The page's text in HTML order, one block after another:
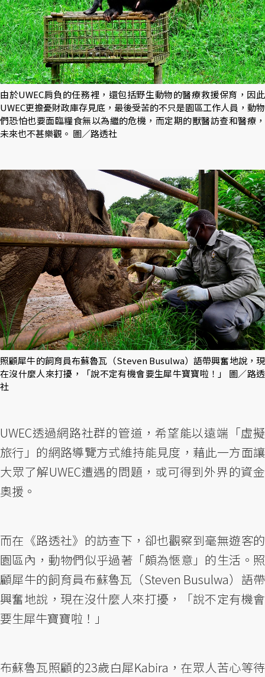
由於UWEC肩負的任務裡，還包括野生動物的醫療救援保育，因此
UWEC更擔憂財政庫存見底，最後受苦的不只是園區工作人員，動物
們恐怕也要面臨糧食無以為繼的危機，而定期的獸醫訪查和醫療，
未來也不甚樂觀。 圖／路透社
照顧犀牛的飼育員布蘇魯瓦（Steven Busulwa）語帶興奮地說，現
在沒什麼人來打擾，「說不定有機會要生犀牛寶寶啦！」 圖／路透
社
UWEC透過網路社群的管道，希望能以遠端「虛擬
旅行」的網路導覽方式維持能見度，藉此一方面讓
大眾了解UWEC遭遇的問題，或可得到外界的資金
奧援。
而在《路透社》的訪查下，卻也觀察到毫無遊客的
園區內，動物們似乎過著「頗為愜意」的生活。照
顧犀牛的飼育員布蘇魯瓦（Steven Busulwa）語帶
興奮地說，現在沒什麼人來打擾，「說不定有機會
要生犀牛寶寶啦！」
布蘇魯瓦照顧的23歲白犀Kabira，在眾人苦心等待